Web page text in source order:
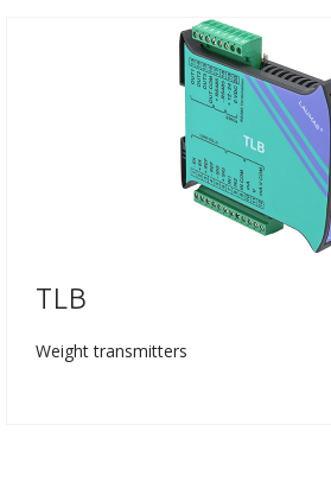
TLB
Weight transmitters